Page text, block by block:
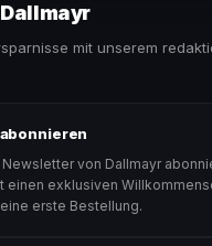
mit unserem
von Dallmayr
einen exklusiven
erste Bestellung.